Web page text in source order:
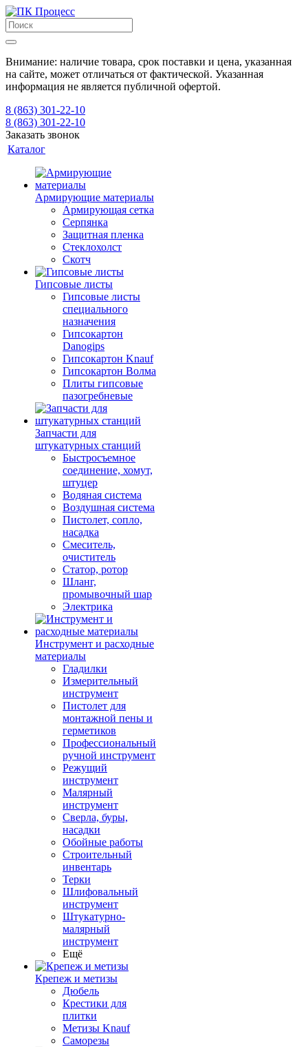
Внимание: наличие товара, срок поставки и цена, указанная
на сайте, может отличаться от фактической. Указанная
информация не является публичной офертой.
8 (863) 301-22-10
8 (863) 301-22-10
Заказать звонок
Каталог
Армирующие материалы
Армирующая сетка
Серпянка
Защитная пленка
Стеклохолст
Скотч
Гипсовые листы
Гипсовые листы
специального
назначения
Гипсокартон
Danogips
Гипсокартон Knauf
Гипсокартон Волма
Плиты гипсовые
пазогребневые
Запчасти для
штукатурных станций
Быстросъемное
соединение, хомут,
штуцер
Водяная система
Воздушная система
Пистолет, сопло,
насадка
Смеситель,
очиститель
Статор, ротор
Шланг,
промывочный шар
Электрика
Инструмент и расходные
материалы
Гладилки
Измерительный
инструмент
Пистолет для
монтажной пены и
герметиков
Профессиональный
ручной инструмент
Режущий
инструмент
Малярный
инструмент
Сверла, буры,
насадки
Обойные работы
Строительный
инвентарь
Терки
Шлифовальный
инструмент
Штукатурно-
малярный
инструмент
Ещё
Крепеж и метизы
Дюбель
Крестики для
плитки
Метизы Knauf
Саморезы